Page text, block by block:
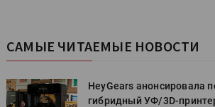
САМЫЕ ЧИТАЕМЫЕ НОВОСТИ
HeyGears анонсировала
гибридный УФ/3D-